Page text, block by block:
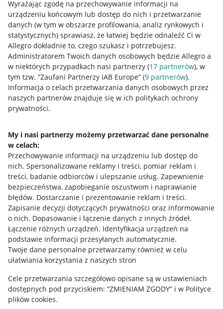
Wyrażając zgodę na przechowywanie informacji na
urządzeniu końcowym lub dostęp do nich i przetwarzanie
danych (w tym w obszarze profilowania, analiz rynkowych i
statystycznych) sprawiasz, że łatwiej będzie odnaleźć Ci w
Allegro dokładnie to, czego szukasz i potrzebujesz.
Administratorem Twoich danych osobowych będzie Allegro a
w niektórych przypadkach nasi partnerzy (17 partnerów), w
tym tzw. “Zaufani Partnerzy IAB Europe” (9 partnerów).
Informacja o celach przetwarzania danych osobowych przez
naszych partnerów znajduje się w ich politykach ochrony
prywatności.
My i nasi partnerzy możemy przetwarzać dane personalne
w celach:
Przechowywanie informacji na urządzeniu lub dostęp do
nich. Spersonalizowane reklamy i treści, pomiar reklam i
treści, badanie odbiorców i ulepszanie usług. Zapewnienie
bezpieczeństwa, zapobieganie oszustwom i naprawianie
błędów. Dostarczanie i prezentowanie reklam i treści.
Zapisanie decyzji dotyczących prywatności oraz informowanie
o nich. Dopasowanie i łączenie danych z innych źródeł.
Łączenie różnych urządzeń. Identyfikacja urządzeń na
podstawie informacji przesyłanych automatycznie.
Twoje dane personalne przetwarzamy również w celu
ułatwiania korzystania z naszych stron
Cele przetwarzania szczegółowo opisane są w ustawieniach
dostępnych pod przyciskiem: “ZMIENIAM ZGODY” i w Polityce
plików cookies.
Przydatne informacje
Jak to działa
Allegro Gadane dla sprzedających
Allegro Gadane dla kupujących
Mapa miejscowości
Informacje prawne
Regulamin
Polityka plików "cookies"
Ustawienia plików "cookies"
Udostępnianie lokalizacji
Informacje dla Aktu o Usługach Cyfrowych